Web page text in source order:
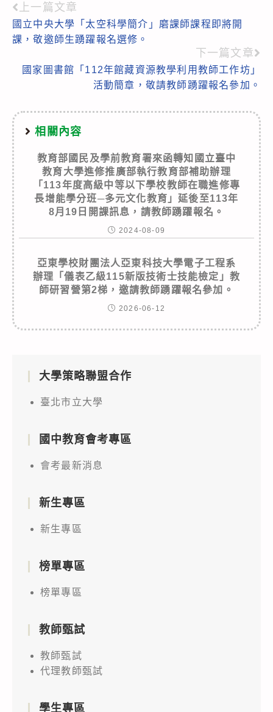
Read
more
上一篇文章
國立中央大學「太空科學簡介」磨課師課程即將開
課，敬邀師生踴躍報名選修。
下一篇文章
國家圖書館「112年館藏資源教學利用教師工作坊」
活動簡章，敬請教師踴躍報名參加。
相關內容
教育部國民及學前教育署來函轉知國立臺中
教育大學進修推廣部執行教育部補助辦理
「113年度高級中等以下學校教師在職進修專
長增能學分班─多元文化教育」延後至113年
8月19日開課訊息，請教師踴躍報名。
2024-08-09
亞東學校財團法人亞東科技大學電子工程系
辦理「儀表乙級115新版技術士技能檢定」教
師研習營第2梯，邀請教師踴躍報名參加。
2026-06-12
大學策略聯盟合作
臺北市立大學
國中教育會考專區
會考最新消息
新生專區
新生專區
榜單專區
榜單專區
教師甄試
教師甄試
代理教師甄試
學生專區